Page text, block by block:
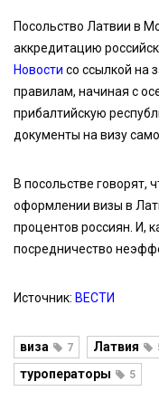
Посольство Латвии в
аккредитацию
Новости со ссылкой на
правилам, начиная с
прибалтийскую
документы на визу
В посольстве говорят,
оформлении визы в
процентов россиян. И,
посредничество
Источник: ВЕСТИ
виза 7 Латвия
туроператоры 5